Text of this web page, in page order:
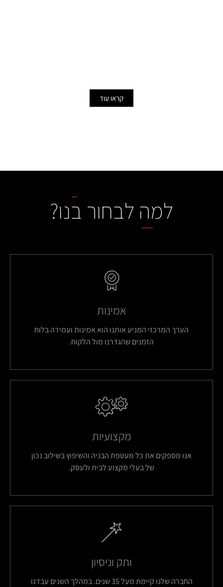
קראו עוד
למה לבחור בנו?
אמינות
הערך המרכזי המניע אותנו הוא אמינות ועמידה בלוח
הזמנים שהגדרנו מול הלקוח.
מקצועיות
אנו מספקים את כל מעטפת הבניה והשיפוץ בשילוב נכון
של בעלי מקצוע לבית ולעסק.
ותק וניסיון
החברה שלנו קיימת מעל 35 שנים. במהלך השנים עבדנו